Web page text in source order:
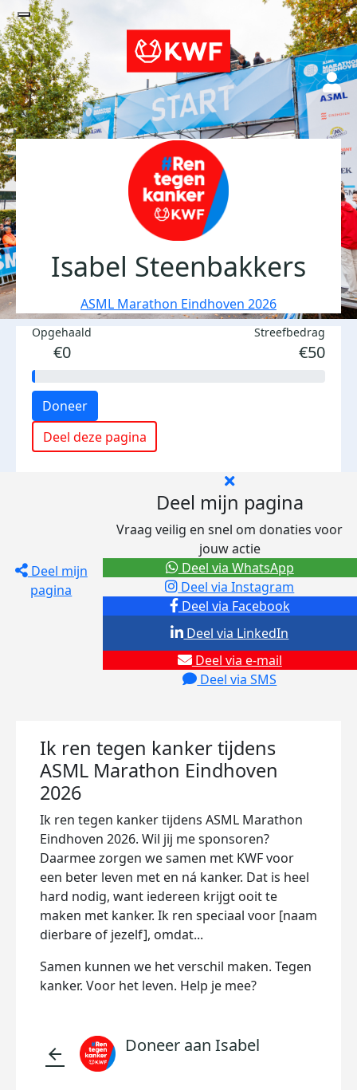
Isabel Steenbakkers
ASML Marathon Eindhoven 2026
Opgehaald
€0
Streefbedrag
€50
Doneer
Deel deze pagina
Deel mijn
pagina
Deel mijn pagina
Vraag veilig en snel om donaties voor
jouw actie
Deel via Facebook
Deel via Instagram
Deel via e-mail
Deel via SMS
Deel via LinkedIn
Deel via WhatsApp
Ik ren tegen kanker tijdens
ASML Marathon Eindhoven
2026
Ik ren tegen kanker tijdens ASML Marathon
Eindhoven 2026. Wil jij me sponsoren?
Daarmee zorgen we samen met KWF voor
een beter leven met en ná kanker. Dat is heel
hard nodig, want iedereen krijgt ooit te
maken met kanker. Ik ren speciaal voor [naam
dierbare of jezelf], omdat...
Samen kunnen we het verschil maken. Tegen
kanker. Voor het leven. Help je mee?
arrow_back Doneer aan Isabel